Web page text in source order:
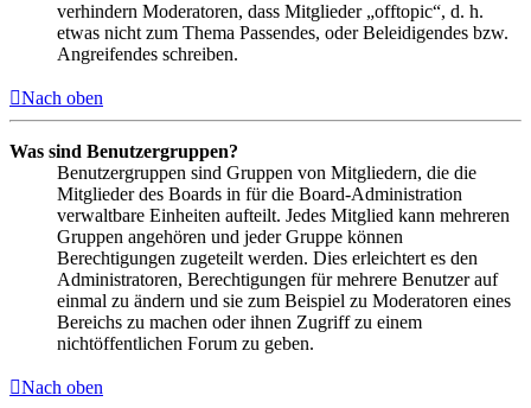
verhindern Moderatoren, dass Mitglieder „offtopic“, d. h.
etwas nicht zum Thema Passendes, oder Beleidigendes bzw.
Angreifendes schreiben.
Nach oben
Was sind Benutzergruppen?
Benutzergruppen sind Gruppen von Mitgliedern, die die
Mitglieder des Boards in für die Board-Administration
verwaltbare Einheiten aufteilt. Jedes Mitglied kann mehreren
Gruppen angehören und jeder Gruppe können
Berechtigungen zugeteilt werden. Dies erleichtert es den
Administratoren, Berechtigungen für mehrere Benutzer auf
einmal zu ändern und sie zum Beispiel zu Moderatoren eines
Bereichs zu machen oder ihnen Zugriff zu einem
nichtöffentlichen Forum zu geben.
Nach oben